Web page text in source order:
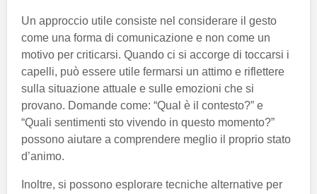
Un approccio utile consiste nel considerare il gesto
come una forma di comunicazione e non come un
motivo per criticarsi. Quando ci si accorge di toccarsi i
capelli, può essere utile fermarsi un attimo e riflettere
sulla situazione attuale e sulle emozioni che si
provano. Domande come: “Qual è il contesto?” e
“Quali sentimenti sto vivendo in questo momento?”
possono aiutare a comprendere meglio il proprio stato
d’animo.
Inoltre, si possono esplorare tecniche alternative per